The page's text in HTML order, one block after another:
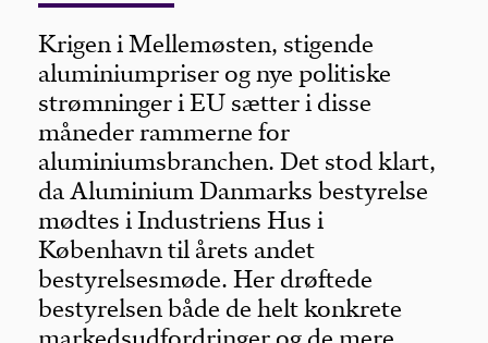
Krigen i Mellemøsten, stigende
aluminiumpriser og nye politiske
strømninger i EU sætter i disse
måneder rammerne for
aluminiumsbranchen. Det stod klart,
da Aluminium Danmarks bestyrelse
mødtes i Industriens Hus i
København til årets andet
bestyrelsesmøde. Her drøftede
bestyrelsen både de helt konkrete